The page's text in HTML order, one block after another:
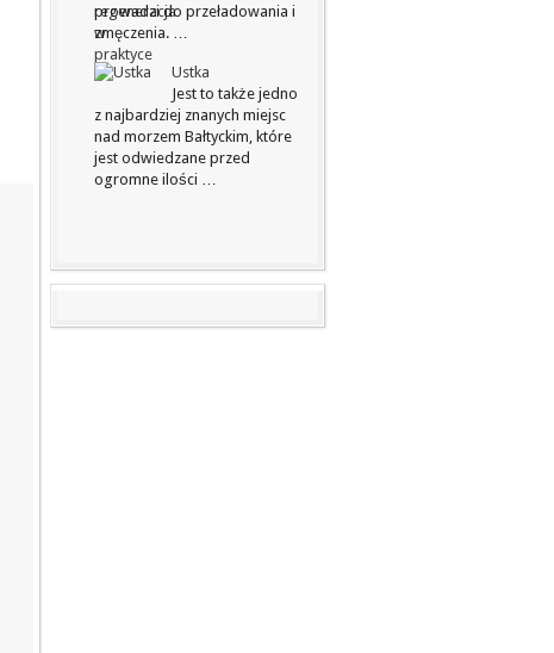
prowadzi do przeładowania i
zmęczenia. …
Ustka
Jest to także jedno
z najbardziej znanych miejsc
nad morzem Bałtyckim, które
jest odwiedzane przed
ogromne ilości …